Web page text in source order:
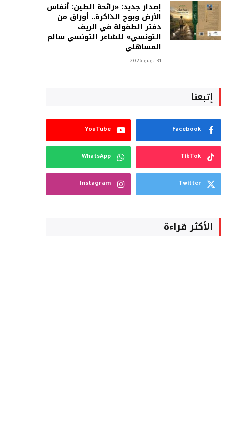
إصدار جديد: «رائحة الطين: أنفاس
الأرض وبوح الذاكرة.. أوراق من
دفتر الطفولة في الريف
التونسي» للشاعر التونسي سالم
المساهلي
31 يوليو 2026
إتبعنا
Facebook
YouTube
TikTok
WhatsApp
Twitter
Instagram
الأكثر قراءة